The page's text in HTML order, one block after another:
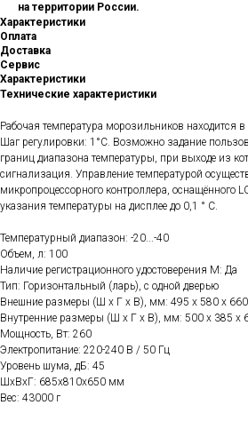
на территории России.
Характеристики
Оплата
Доставка
Сервис
Характеристики
Технические характеристики
Рабочая температура морозильников находится в
Шаг регулировки: 1°C. Возможно задание
границ диапазона температуры, при выходе из
сигнализация. Управление температурой
микропроцессорного контроллера, оснащённого
указания температуры на дисплее до 0,1 ° С.
Температурный диапазон: -20...-40
Объем, л: 100
Наличие регистрационного удостоверения М: Да
Тип: Горизонтальный (ларь), с одной дверью
Внешние размеры (Ш х Г х В), мм: 495 х 580 х 660
Внутренние размеры (Ш х Г х В), мм: 500 х 385 х
Мощность, Вт: 260
Электропитание: 220-240 В / 50 Гц
Уровень шума, дБ: 45
ШxВxГ: 685x810x650 мм
Вес: 43000 г